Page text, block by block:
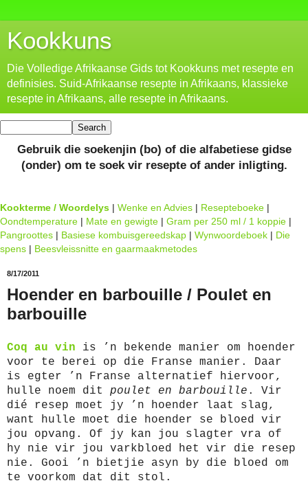
Kookkuns
Die Volledige Afrikaanse Gids tot Kookkuns met resepte en
definisies. Suid-Afrikaanse resepte in Afrikaans, klassieke
resepte in Afrikaans, alle resepte in Afrikaans.
Gebruik die soekenjin (bo) of die alfabetiese gidse
(onder) om te soek vir resepte of ander inligting.
Kookterme / Woordelys | Wenke en Advies | Resepteboeke |
Oondtemperature | Mate en gewigte | Gram per 250 ml / 1 koppie |
Pangroottes | Basiese kombuisgereedskap | Wynwoordeboek | Die
spens | Beesvleissnitte en gaarmaakmetodes
8/17/2011
Hoender en barbouille / Poulet en
barbouille
Coq au vin is ’n bekende manier om hoender
voor te berei op die Franse manier. Daar
is egter ’n Franse alternatief hiervoor,
hulle noem dit poulet en barbouille . Vir
dié resep moet jy ’n hoender laat slag,
want hulle moet die hoender se bloed vir
jou opvang. Of jy kan jou slagter vra of
hy nie vir jou varkbloed het vir die resep
nie. Gooi ’n bietjie asyn by die bloed om
te voorkom dat dit stol.